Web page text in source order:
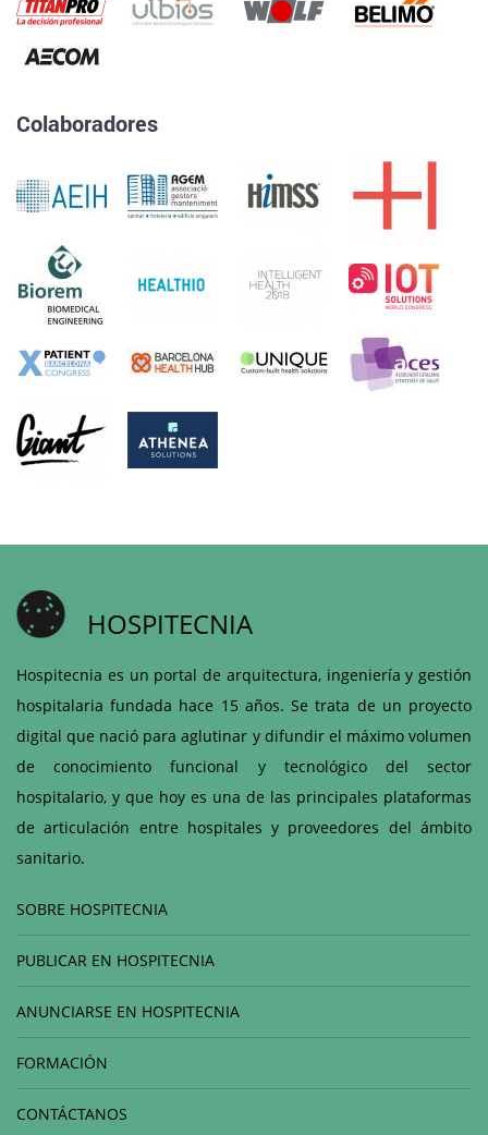
Colaboradores
HOSPITECNIA
Hospitecnia es un portal de arquitectura, ingeniería y gestión
hospitalaria fundada hace 15 años. Se trata de un proyecto
digital que nació para aglutinar y difundir el máximo volumen
de conocimiento funcional y tecnológico del sector
hospitalario, y que hoy es una de las principales plataformas
de articulación entre hospitales y proveedores del ámbito
sanitario.
SOBRE HOSPITECNIA
PUBLICAR EN HOSPITECNIA
ANUNCIARSE EN HOSPITECNIA
FORMACIÓN
CONTÁCTANOS